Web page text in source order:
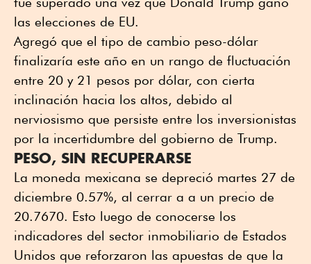
las elecciones de EU.
Agregó que el tipo de cambio peso-dólar
finalizaría este año en un rango de fluctuación
entre 20 y 21 pesos por dólar, con cierta
inclinación hacia los altos, debido al
nerviosismo que persiste entre los inversionistas
por la incertidumbre del gobierno de Trump.
PESO, SIN RECUPERARSE
La moneda mexicana se depreció martes 27 de
diciembre 0.57%, al cerrar a a un precio de
20.7670. Esto luego de conocerse los
indicadores del sector inmobiliario de Estados
Unidos que reforzaron las apuestas de que la